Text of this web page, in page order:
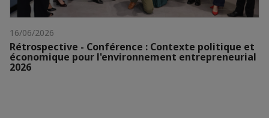
16/06/2026
Rétrospective - Conférence : Contexte politique et
économique pour l'environnement entrepreneurial
2026